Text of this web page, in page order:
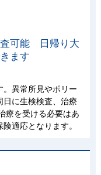
査可能 日帰り大
ます
。異常所見やポリー
日に生検検査、治療
療を受ける必要はあ
適応となります。